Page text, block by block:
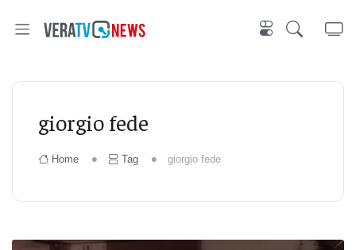
giorgio fede
Home Tag giorgio fede